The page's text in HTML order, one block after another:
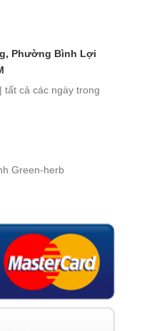
Phường Bình Lợi
tất cả các ngày trong
Green-herb